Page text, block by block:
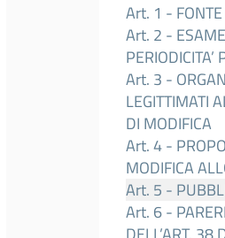
Art. 1 -
Art. 2 -
Art. 3 -
LEGITTIMATI
DI MODIFICA
Art. 4 -
MODIFICA
Art. 5 -
Art. 6 -